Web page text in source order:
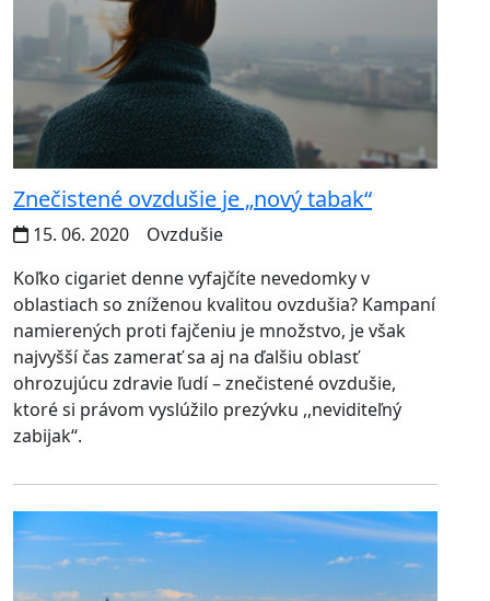
Znečistené ovzdušie je „nový tabak“
15. 06. 2020
Ovzdušie
Koľko cigariet denne vyfajčíte nevedomky v
oblastiach so zníženou kvalitou ovzdušia? Kampaní
namierených proti fajčeniu je množstvo, je však
najvyšší čas zamerať sa aj na ďalšiu oblasť
ohrozujúcu zdravie ľudí – znečistené ovzdušie,
ktoré si právom vyslúžilo prezývku ,,neviditeľný
zabijak‘‘.